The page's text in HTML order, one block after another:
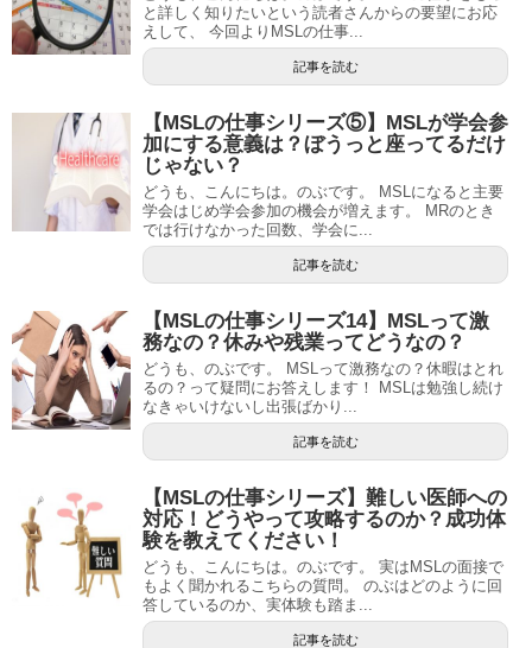
と詳しく知りたいという読者さんからの要望にお応
えして、 今回よりMSLの仕事...
記事を読む
【MSLの仕事シリーズ⑤】MSLが学会参
加にする意義は？ぼうっと座ってるだけ
じゃない？
どうも、こんにちは。のぶです。 MSLになると主要
学会はじめ学会参加の機会が増えます。 MRのとき
では行けなかった回数、学会に...
記事を読む
【MSLの仕事シリーズ14】MSLって激
務なの？休みや残業ってどうなの？
どうも、のぶです。 MSLって激務なの？休暇はとれ
るの？って疑問にお答えします！ MSLは勉強し続け
なきゃいけないし出張ばかり...
記事を読む
【MSLの仕事シリーズ】難しい医師への
対応！どうやって攻略するのか？成功体
験を教えてください！
どうも、こんにちは。のぶです。 実はMSLの面接で
もよく聞かれるこちらの質問。 のぶはどのように回
答しているのか、実体験も踏ま...
記事を読む